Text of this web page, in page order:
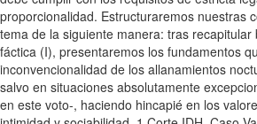
proporcionalidad. Estructuraremos nuestras
tema de la siguiente manera: tras
fáctica (I), presentaremos los fundamentos
inconvencionalidad de los allanamientos
salvo en situaciones absolutamente
en este voto-, haciendo hincapié en los